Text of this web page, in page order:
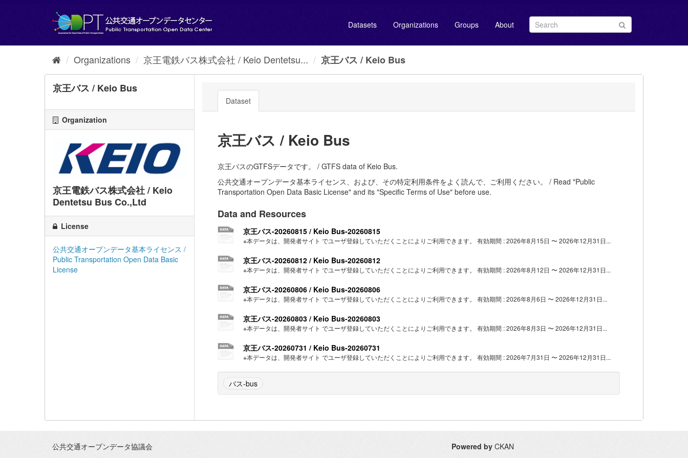
Datasets Organizations Groups About
Organizations 京王電鉄バス株式会社 / Keio Dentetsu... 京王バス / Keio Bus
京王バス / Keio Bus
Organization
京王電鉄バス株式会社 / Keio
Dentetsu Bus Co.,Ltd
License
公共交通オープンデータ基本ライセンス /
Public Transportation Open Data Basic
License
Dataset
京王バス / Keio Bus
京王バスのGTFSデータです。 / GTFS data of Keio Bus.
公共交通オープンデータ基本ライセンス、および、その特定利用条件をよく読んで、ご利用ください。 / Read "Public
Transportation Open Data Basic License" and its "Specific Terms of Use" before use.
Data and Resources
京王バス-20260815 / Keio Bus-20260815
※本データは、開発者サイト でユーザ登録していただくことによりご利用できます。 有効期間 : 2026年8月15日 〜 2026年12月31日...
京王バス-20260812 / Keio Bus-20260812
※本データは、開発者サイト でユーザ登録していただくことによりご利用できます。 有効期間 : 2026年8月12日 〜 2026年12月31日...
京王バス-20260806 / Keio Bus-20260806
※本データは、開発者サイト でユーザ登録していただくことによりご利用できます。 有効期間 : 2026年8月6日 〜 2026年12月31日...
京王バス-20260803 / Keio Bus-20260803
※本データは、開発者サイト でユーザ登録していただくことによりご利用できます。 有効期間 : 2026年8月3日 〜 2026年12月31日...
京王バス-20260731 / Keio Bus-20260731
※本データは、開発者サイト でユーザ登録していただくことによりご利用できます。 有効期間 : 2026年7月31日 〜 2026年12月31日...
バス-bus
公共交通オープンデータ協議会 Powered by CKAN